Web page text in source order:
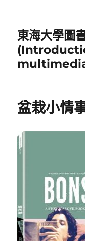
東海大學圖
盆栽小情